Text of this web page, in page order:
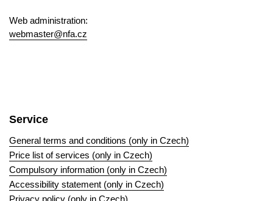
Web administration:
webmaster@nfa.cz
Service
General terms and conditions (only in Czech)
Price list of services (only in Czech)
Compulsory information (only in Czech)
Accessibility statement (only in Czech)